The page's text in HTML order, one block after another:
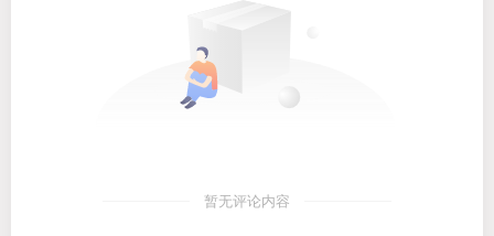
暂无评论内容